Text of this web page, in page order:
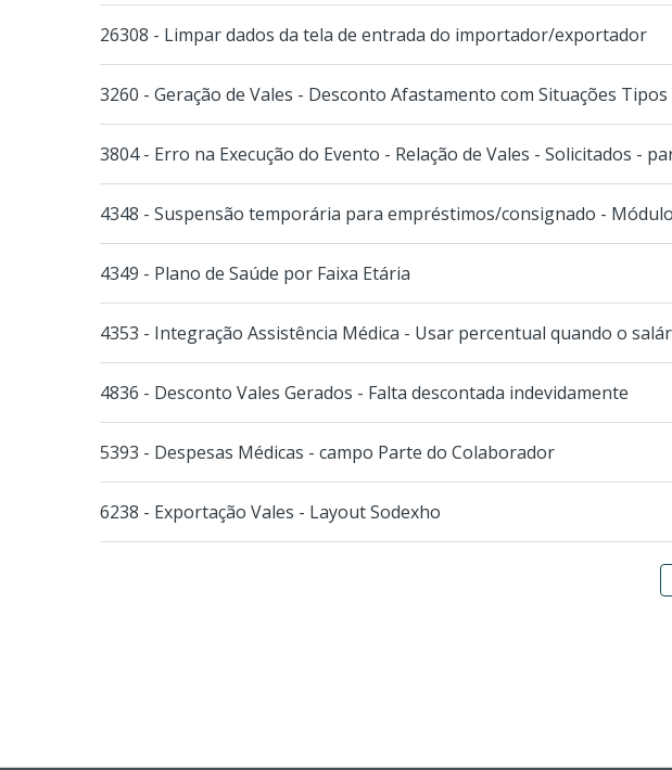
26308 - Limpar dados da tela de entrada do importador/exportador
3260 - Geração de Vales - Desconto Afastamento com Situações Tipos
3804 - Erro na Execução do Evento - Relação de Vales - Solicitados -
4348 - Suspensão temporária para empréstimos/consignado -
4349 - Plano de Saúde por Faixa Etária
4353 - Integração Assistência Médica - Usar percentual quando o
4836 - Desconto Vales Gerados - Falta descontada indevidamente
5393 - Despesas Médicas - campo Parte do Colaborador
6238 - Exportação Vales - Layout Sodexho